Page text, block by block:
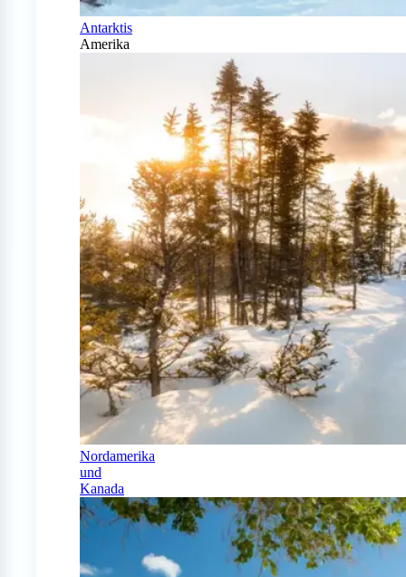
Antarktis
Amerika
Nordamerika
und
Kanada